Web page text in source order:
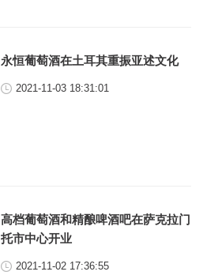
永恒葡萄酒在土耳其重振亚述文化
2021-11-03 18:31:01
高档葡萄酒和精酿啤酒吧在萨克拉门
托市中心开业
2021-11-02 17:36:55